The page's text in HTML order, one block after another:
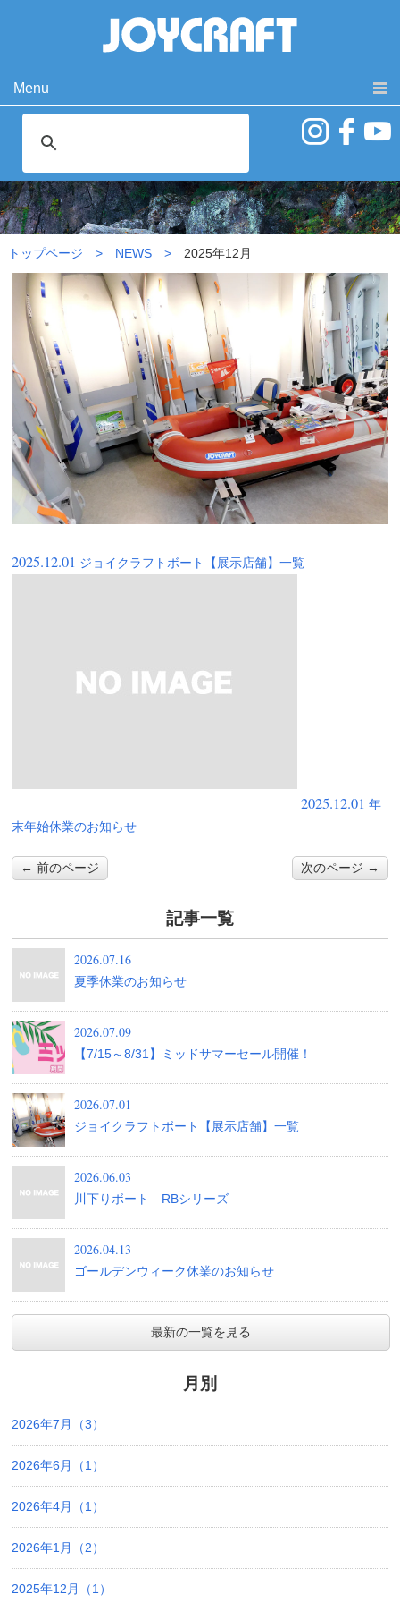
Menu
取扱説明書
MANUAL
SPECIAL MOVIE
よくある質問
FAQ
お問い合わせ
CONTACT
会社概要 免責事項・サイトご利用案内 サイトマップ
2025年12月
トップページ NEWS 2025年12月
2025.12.01 ジョイクラフトボート【展示店舗】一覧
2025.12.01 年
末年始休業のお知らせ
← 前のページ 次のページ →
記事一覧
2026.07.16
夏季休業のお知らせ
2026.07.09
【7/15～8/31】ミッドサマーセール開催！
2026.07.01
ジョイクラフトボート【展示店舗】一覧
2026.06.03
川下りボート RBシリーズ
2026.04.13
ゴールデンウィーク休業のお知らせ
最新の一覧を見る
月別
2026年7月（3）
2026年6月（1）
2026年4月（1）
2026年1月（2）
2025年12月（1）